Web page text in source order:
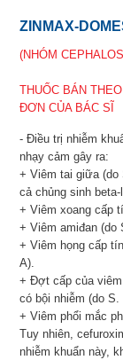
ZINMAX-
(NHÓM
THUỐC BÁN
ĐƠN CỦA BÁC SĨ
- Điều trị nhiễm
nhạy cảm gây ra:
+ Viêm tai giữa (do
cả chủng sinh
+ Viêm xoang cấp
+ Viêm amiđan (do
+ Viêm họng cấp
A).
+ Đợt cấp của
có bội nhiễm (do S.
+ Viêm phổi mắc
Tuy nhiên,
nhiễm khuẩn này,